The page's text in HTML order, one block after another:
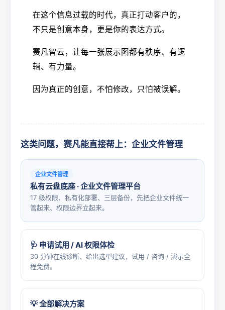
在这个信息过载的时代，真正打动客户的，
不只是创意本身，更是你的表达方式。
赛凡智云，让每一张展示图都有秩序、有逻
辑、有力量。
因为真正的创意，不怕修改，只怕被误解。
这类问题，赛凡能直接帮上：企业文件管理
企业文件管理
私有云盘底座 · 企业文件管理平台
17 级权限、私有化部署、三层备份，先把企业文件统一
管起来、权限边界立起来。
🩺 申请试用 / AI 权限体检
30 分钟在线诊断、给出选型建议，试用 / 咨询 / 演示全
程免费。
💡 全部解决方案